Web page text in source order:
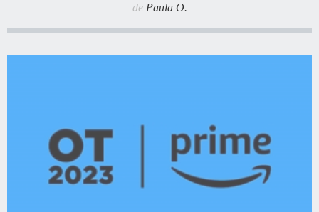
de Paula O.